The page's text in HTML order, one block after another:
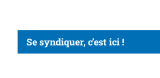
Se syndiquer, c’est ici !